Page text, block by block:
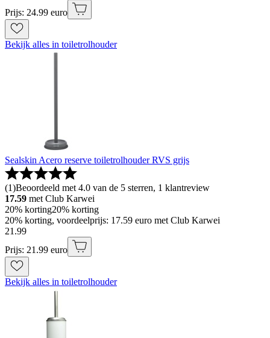
Prijs: 24.99 euro
Bekijk alles in toiletrolhouder
Sealskin Acero reserve toiletrolhouder RVS grijs
(1)Beoordeeld met 4.0 van de 5 sterren, 1 klantreview
17.59 met Club Karwei
20% korting20% korting
20% korting, voordeelprijs: 17.59 euro met Club Karwei
21.99
Prijs: 21.99 euro
Bekijk alles in toiletrolhouder